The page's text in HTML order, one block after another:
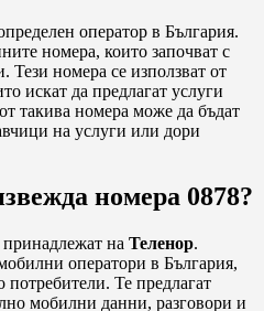
оператор в България.
номера, които започват с
номера се използват от
искат да предлагат услуги
такива номера може да бъдат
на услуги или дори
номера 0878?
на Теленор.
оператори в България,
Те предлагат
мобилни данни, разговори и